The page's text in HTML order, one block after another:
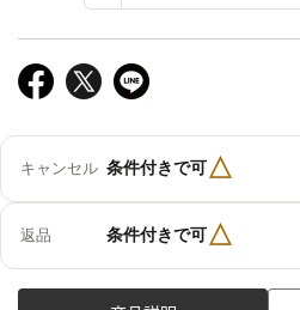
キャンセル 条件付きで可△
返品 条件付きで可△